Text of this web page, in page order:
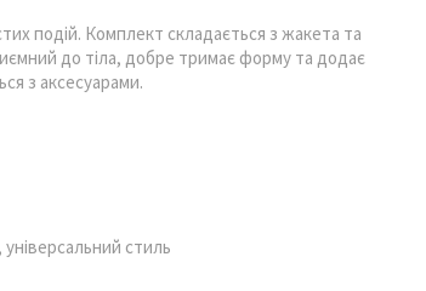
подій. Комплект складається з жакета та
до тіла, добре тримає форму та додає
з аксесуарами.
стиль